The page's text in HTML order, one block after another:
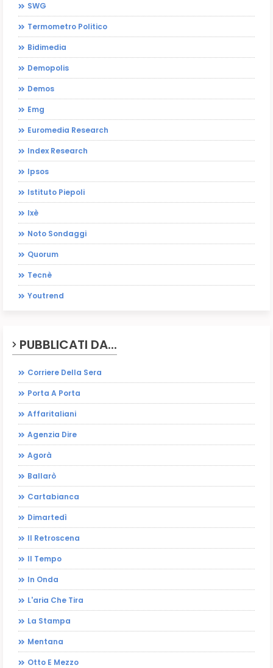
SWG
Termometro Politico
Bidimedia
Demopolis
Demos
Emg
Euromedia Research
Index Research
Ipsos
Istituto Piepoli
Ixè
Noto Sondaggi
Quorum
Tecnè
Youtrend
PUBBLICATI DA...
Corriere Della Sera
Porta A Porta
Affaritaliani
Agenzia Dire
Agorà
Ballarò
Cartabianca
Dimartedì
Il Retroscena
Il Tempo
In Onda
L'aria Che Tira
La Stampa
Mentana
Otto E Mezzo